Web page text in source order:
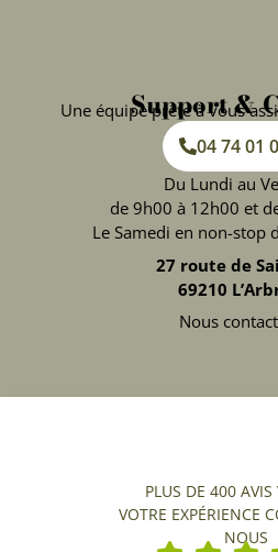
Support &
Une équipe prête à vous
04 74 01
Du Lundi au
de 9h00 à 12h00 et
Le Samedi en non-stop
27 route de
69210
Nous
PLUS DE 400 AVIS
VOTRE EXPÉRIENCE
NOUS